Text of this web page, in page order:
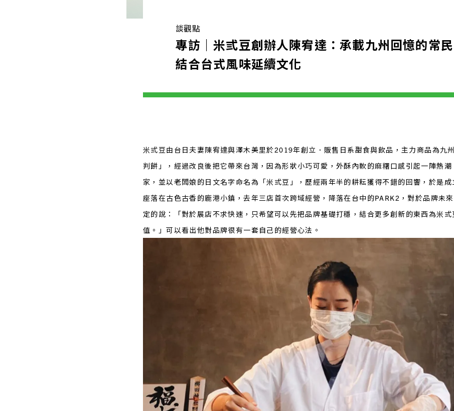
談觀點
專訪｜米弎豆創辦人陳宥達：承載九州回憶的常民
結合台式風味延續文化
米弎豆由台日夫妻陳宥達與澤木美里於2019年創立．販售日系甜食與飲品，主力商品為九
判餅」，經過改良後把它帶來台灣，因為形狀小巧可愛，外酥內軟的麻糬口感引起一陣熱
家，並以老闆娘的日文名字命名為「米弎豆」，歷經兩年半的耕耘獲得不錯的回響，於是
座落在古色古香的鹿港小鎮，去年三店首次跨域經營，降落在台中的PARK2，對於品牌未
定的說：「對於展店不求快速，只希望可以先把品牌基礎打穩，結合更多創新的東西為米
值。」可以看出他對品牌很有一套自己的經營心法。